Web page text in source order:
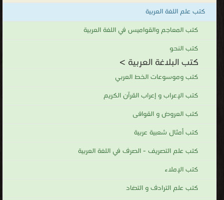
كتب علم اللغة العربية
كتب المعاجم والقواميس في اللغة العربية
كتب النحو
كتب البلاغة العربية >
كتب وموسوعات الخط العربي
كتب الإعراب و إعراب القرآن الكريم
كتب العروض و القوافى
كتب أمثال شعبية عربية
كتب علم التصريف - الصرف في اللغة العربية
كتب الإملاء
كتب علم الترادف و التضاد